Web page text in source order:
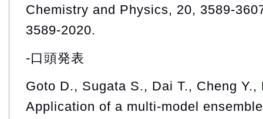
Chemistry and Physics, 20, 3589-
3589-2020.
-口頭発表
Goto D., Sugata S., Dai T., Cheng Y.,
Application of a multi-model